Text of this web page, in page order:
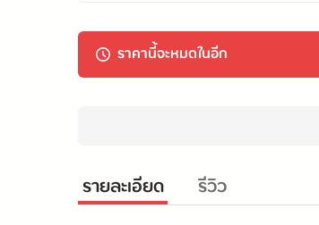
ราคานี้จะหมดในอีก
รายละเอียด รีวิว